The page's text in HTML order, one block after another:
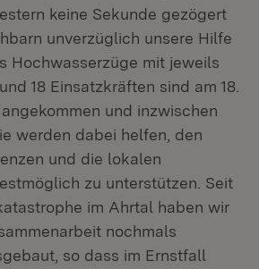
keine Sekunde gezögert
unverzüglich unsere Hilfe
Hochwasserzüge mit jeweils
18 Einsatzkräften sind am 18.
und inzwischen
werden dabei helfen, den
und die lokalen
zu unterstützen. Seit
im Ahrtal haben wir
nochmals
so dass im Ernstfall